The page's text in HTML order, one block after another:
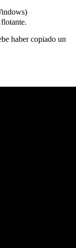
haber copiado un